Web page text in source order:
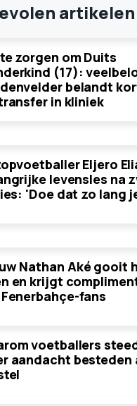
artikelen
zorgen om Duits
(17):
belandt
in kliniek
Eljero
levensles na
'Doe dat zo lang
Nathan Aké gooit
en krijgt
fans
voetballers
aandacht besteden